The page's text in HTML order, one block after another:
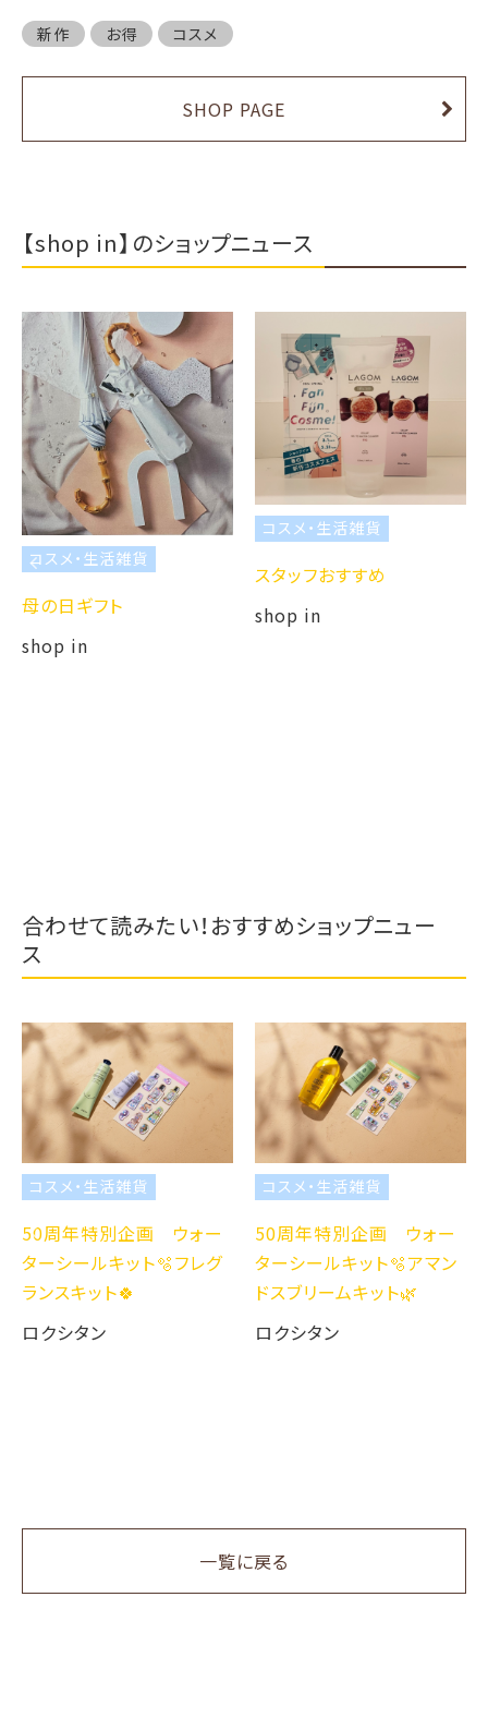
新作 お得 コスメ
SHOP PAGE
【shop in】のショップニュース
コスメ・生活雑貨
母の日ギフト
shop in
コスメ・生活雑貨
スタッフおすすめ
shop in
合わせて読みたい！おすすめショップニュー
ス
コスメ・生活雑貨
50周年特別企画 ウォー
ターシールキット🫧フレグ
ランスキット🍀
ロクシタン
コスメ・生活雑貨
50周年特別企画 ウォー
ターシールキット🫧アマン
ドスブリームキット🌿
ロクシタン
一覧に戻る